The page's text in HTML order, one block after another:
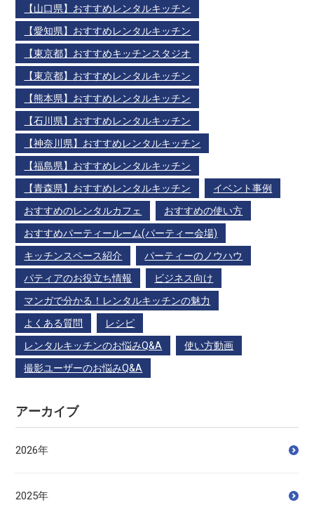
【山口県】おすすめレンタルキッチン
【愛知県】おすすめレンタルキッチン
【東京都】おすすめキッチンスタジオ
【東京都】おすすめレンタルキッチン
【熊本県】おすすめレンタルキッチン
【石川県】おすすめレンタルキッチン
【神奈川県】おすすめレンタルキッチン
【福島県】おすすめレンタルキッチン
【青森県】おすすめレンタルキッチン
イベント事例
おすすめのレンタルカフェ
おすすめの使い方
おすすめパーティールーム(パーティー会場)
キッチンスペース紹介
パーティーのノウハウ
パティアのお役立ち情報
ビジネス向け
マンガで分かる！レンタルキッチンの魅力
よくある質問
レシピ
レンタルキッチンのお悩みQ&A
使い方動画
撮影ユーザーのお悩みQ&A
アーカイブ
2026年
2025年